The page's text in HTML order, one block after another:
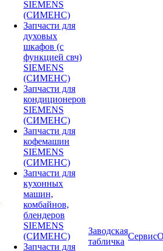
SIEMENS
(СИМЕНС)
Запчасти для
духовых
шкафов (с
функцией свч)
SIEMENS
(СИМЕНС)
Запчасти для
кондиционеров
SIEMENS
(СИМЕНС)
Запчасти для
кофемашин
SIEMENS
(СИМЕНС)
Запчасти для
кухонных
машин,
комбайнов,
блендеров
SIEMENS
(СИМЕНС)
Запчасти для
Заводская
табличка
Сервис